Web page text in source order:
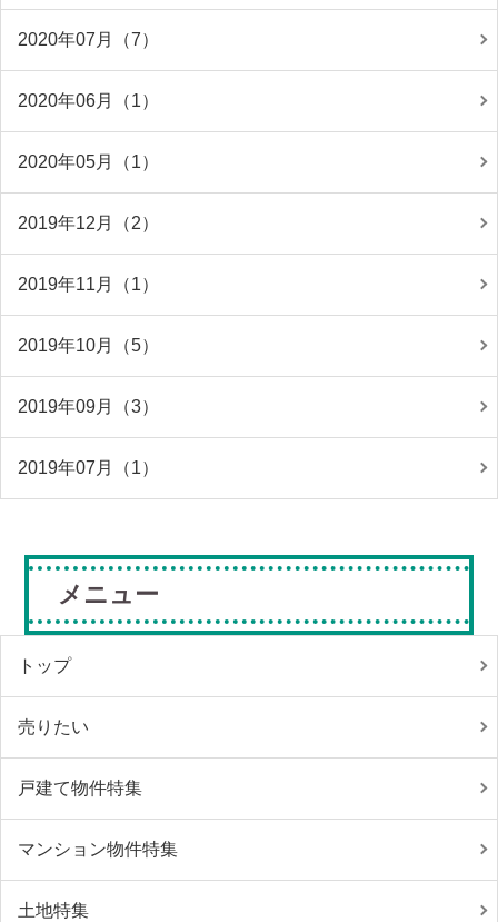
2020年07月（7）
2020年06月（1）
2020年05月（1）
2019年12月（2）
2019年11月（1）
2019年10月（5）
2019年09月（3）
2019年07月（1）
メニュー
トップ
売りたい
戸建て物件特集
マンション物件特集
土地特集